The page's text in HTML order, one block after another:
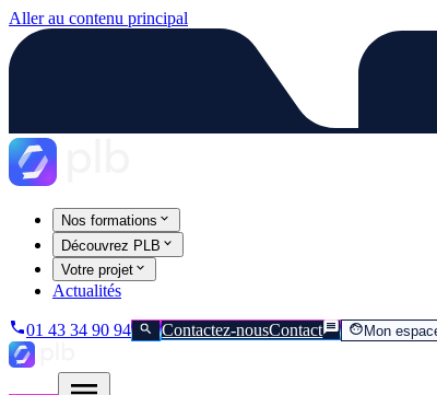
Aller au contenu principal
Nos formations
Découvrez PLB
Votre projet
Actualités
01 43 34 90 94 Contactez-nousContact Mon